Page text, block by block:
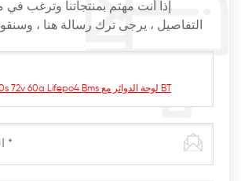
إذا أنت مهتم بمنتجاتنا وترغب
التفاصيل ، يرجى ترك رسالة هنا ،
16s 48v 17s 60v 20s 72v 60a Lifepo4 Bms لوحة الدوائر مع BT